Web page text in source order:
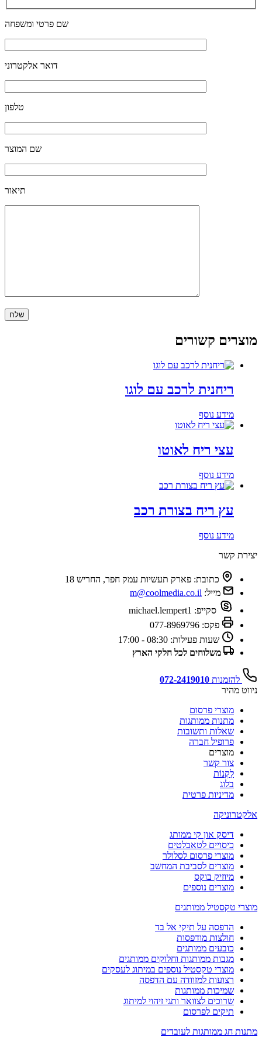
שם פרטי ומשפחה
דואר אלקטרוני
טלפון
שם המוצר
תיאור
מוצרים קשורים
ריחנית לרכב עם לוגו
מידע נוסף
עצי ריח לאוטו
מידע נוסף
עץ ריח בצורת רכב
מידע נוסף
יצירת קשר
כתובת: פארק תעשיות עמק חפר, החריש 18
מייל: m@coolmedia.co.il
סקייפ: michael.lempert1
פקס: 077-8969796
שעות פעילות: 08:30 - 17:00
משלוחים לכל חלקי הארץ
להזמנות 072-2419010
ניווט מהיר
מוצרי פרסום
מתנות ממותגות
שאלות ותשובות
פרופיל חברה
מוצרים
צור קשר
לִקְנוֹת
בלוג
מדיניות פרטית
אלקטרוניקה
דיסק און קי ממותג
כיסויים לטאבלטים
מוצרי פרסום לסלולר
מוצרים לסביבת המחשב
מיוזיק בוקס
מוצרים נוספים
מוצרי טקסטיל ממותגים
הדפסה על תיקי אל בד
חולצות מודפסות
כובעים ממותגים
מגבות ממותגות וחלוקים ממותגים
מוצרי טקסטיל נוספים במיתוג לעסקים
רצועות למזוודה עם הדפסה
שמיכות ממותגות
שרוכים לצוואר ותגי זיהוי למיתוג
תיקים לפרסום
מתנות חג ממותגות לעובדים